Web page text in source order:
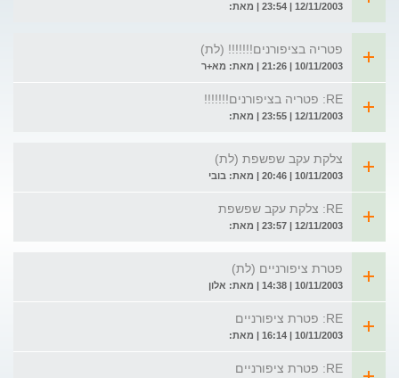
12/11/2003 | 23:54 | מאת:
פטריה בציפורנים!!!!!!! (לת)
10/11/2003 | 21:26 | מאת: מא+ר
RE: פטריה בציפורנים!!!!!!!
12/11/2003 | 23:55 | מאת:
צלקת עקב שפשפת (לת)
10/11/2003 | 20:46 | מאת: בובי
RE: צלקת עקב שפשפת
12/11/2003 | 23:57 | מאת:
פטרת ציפורניים (לת)
10/11/2003 | 14:38 | מאת: אלון
RE: פטרת ציפורניים
10/11/2003 | 16:14 | מאת:
RE: פטרת ציפורניים